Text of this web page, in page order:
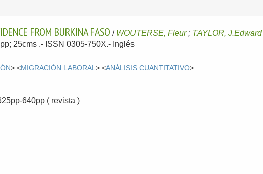
FROM BURKINA FASO / WOUTERSE, Fleur; TAYLOR, J.Edward
25cms .- ISSN 0305-750X.- Inglés
> <MIGRACIÓN LABORAL> <ANÁLISIS CUANTITATIVO>
640pp ( revista )